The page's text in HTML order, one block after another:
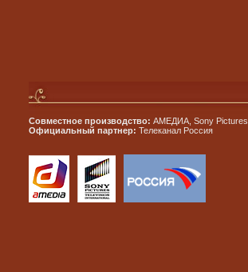
Совместное производство: АМЕДИА, Sony Pictures
Официальный партнер: Телеканал Россия